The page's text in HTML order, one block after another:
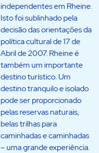
independentes em Rheine.
Isto foi sublinhado pela
decisão das orientações da
política cultural de 17 de
Abril de 2007. Rheine é
também um importante
destino turístico. Um
destino tranquilo e isolado
pode ser proporcionado
pelas reservas naturais,
belas trilhas para
caminhadas e caminhadas
– uma grande experiência.